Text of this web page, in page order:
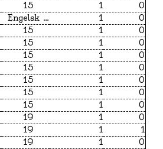
15 1
0
Engelsk litteratur 1
0
15 1
0
15 1
0
15 1
0
15 1
0
15 1
0
15 1
0
15 1
0
19 1
0
19 1
1
19 1
0